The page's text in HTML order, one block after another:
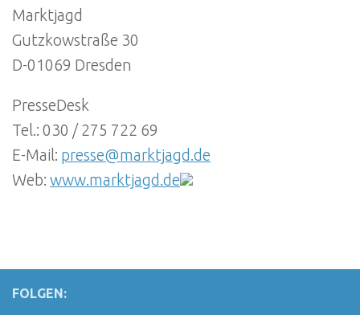
Marktjagd
Gutzkowstraße 30
D-01069 Dresden
PresseDesk
Tel.: 030 / 275 722 69
E-Mail: presse@marktjagd.de
Web: www.marktjagd.de
FOLGEN: